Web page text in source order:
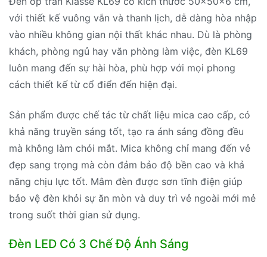
với thiết kế vuông vắn và thanh lịch, dễ dàng hòa nhập
vào nhiều không gian nội thất khác nhau. Dù là phòng
khách, phòng ngủ hay văn phòng làm việc, đèn KL69
luôn mang đến sự hài hòa, phù hợp với mọi phong
cách thiết kế từ cổ điển đến hiện đại.
Sản phẩm được chế tác từ chất liệu mica cao cấp, có
khả năng truyền sáng tốt, tạo ra ánh sáng đồng đều
mà không làm chói mắt. Mica không chỉ mang đến vẻ
đẹp sang trọng mà còn đảm bảo độ bền cao và khả
năng chịu lực tốt. Mâm đèn được sơn tĩnh điện giúp
bảo vệ đèn khỏi sự ăn mòn và duy trì vẻ ngoài mới mẻ
trong suốt thời gian sử dụng.
Đèn LED Có 3 Chế Độ Ánh Sáng